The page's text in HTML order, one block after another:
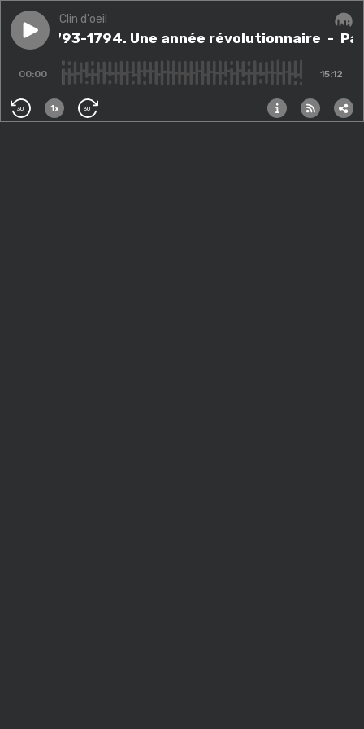
Play episodeParis 1793-1794. Une année révolutionnaire
Clin d'oeil
Paris 1793-1794. Une année révolutionnaire -
00:00 15:12
30 1x 30